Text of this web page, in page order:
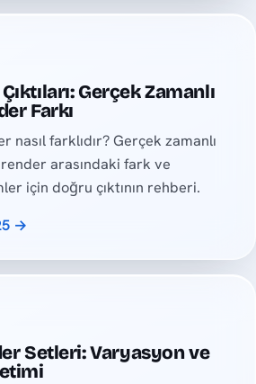
Gerçek Zamanlı
Farkı
nasıl farklıdır? Gerçek zamanlı
arasındaki fark ve
için doğru çıktının rehberi.
→
Setleri: Varyasyon ve